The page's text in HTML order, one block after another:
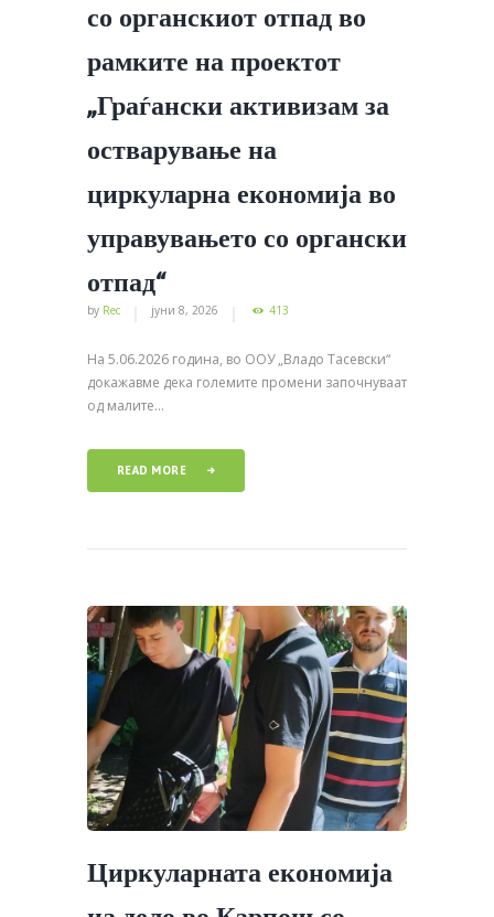
со органскиот отпад во
рамките на проектот
„Граѓански активизам за
остварување на
циркуларна економија во
управувањето со органски
отпад“
by Rec јуни 8, 2026 413
На 5.06.2026 година, во ООУ „Владо Тасевски“
докажавме дека големите промени започнуваат
од малите...
READ MORE
Циркуларната економија